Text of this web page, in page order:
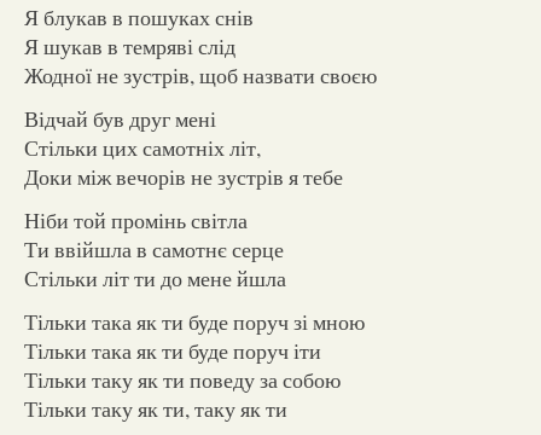
Я блукав в пошуках снів
Я шукав в темряві слід
Жодної не зустрів, щоб назвати своєю
Відчай був друг мені
Стільки цих самотніх літ,
Доки між вечорів не зустрів я тебе
Ніби той промінь світла
Ти ввійшла в самотнє серце
Стільки літ ти до мене йшла
Тільки така як ти буде поруч зі мною
Тільки така як ти буде поруч іти
Тільки таку як ти поведу за собою
Тільки таку як ти, таку як ти